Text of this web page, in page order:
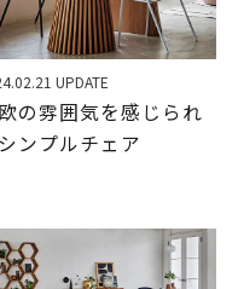
UPDATE
の雰囲気を感じられ
ンプルチェア